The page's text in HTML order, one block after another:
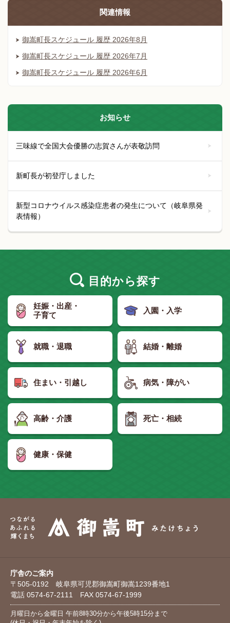
関連情報
御嵩町長スケジュール 履歴 2026年8月
御嵩町長スケジュール 履歴 2026年7月
御嵩町長スケジュール 履歴 2026年6月
お知らせ
三味線で全国大会優勝の志賀さんが表敬訪問
新町長が初登庁しました
新型コロナウイルス感染症患者の発生について（岐阜県発
表情報）
目的から探す
妊娠・出産・
子育て
入園・入学
就職・退職 結婚・離婚
住まい・引越し 病気・障がい
高齢・介護 死亡・相続
健康・保健
庁舎のご案内
〒505-0192 岐阜県可児郡御嵩町御嵩1239番地1
電話 0574-67-2111 FAX 0574-67-1999
月曜日から金曜日 午前8時30分から午後5時15分まで